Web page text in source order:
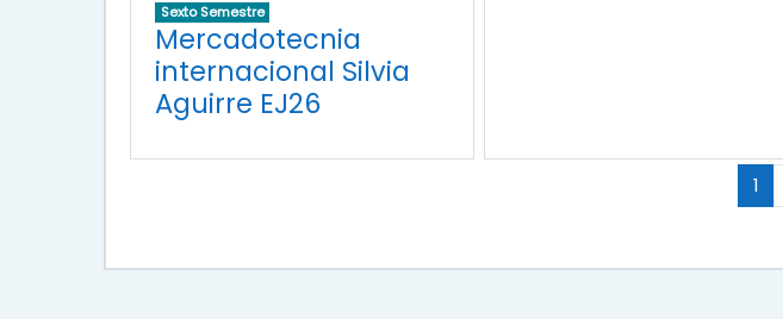
Sexto Semestre
Mercadotecnia
internacional Silvia
Aguirre EJ26
1